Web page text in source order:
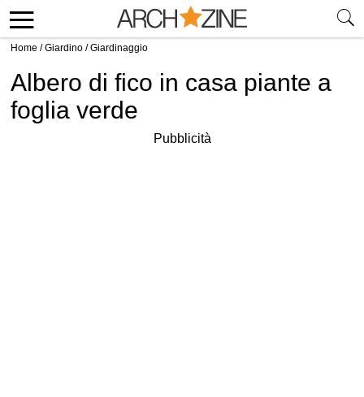
Home /Giardino /Giardinaggio
Albero di fico in casa piante a
foglia verde
Pubblicità